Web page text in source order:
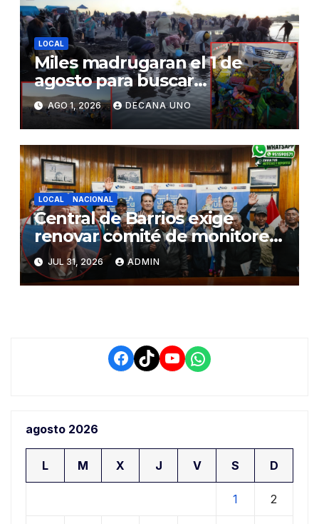
LOCAL
Miles madrugaran el 1 de
agosto para buscar
piedrecillas en los ríos y
realizar la challa por la
riqueza y la prosperidad
AGO 1, 2026 DECANA UNO
LOCAL NACIONAL
Central de Barrios exige
renovar comité de monitoreo
del PIAA por presuntos
conflictos de interés y
retrasos
JUL 31, 2026 ADMIN
Facebook
TikTokYouTube
WhatsApp
agosto 2026
L M X J V S D
1 2